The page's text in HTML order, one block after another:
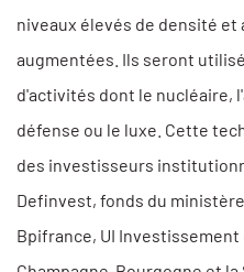
niveaux élevés de densité
augmentées. Ils seront
d'activités dont le nucléaire,
défense ou le luxe. Cette
des investisseurs
Definvest, fonds du
Bpifrance, UI